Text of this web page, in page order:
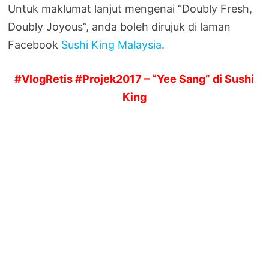
Untuk maklumat lanjut mengenai “Doubly Fresh,
Doubly Joyous”, anda boleh dirujuk di laman
Facebook Sushi King Malaysia.
#VlogRetis #Projek2017 – “Yee Sang” di Sushi
King